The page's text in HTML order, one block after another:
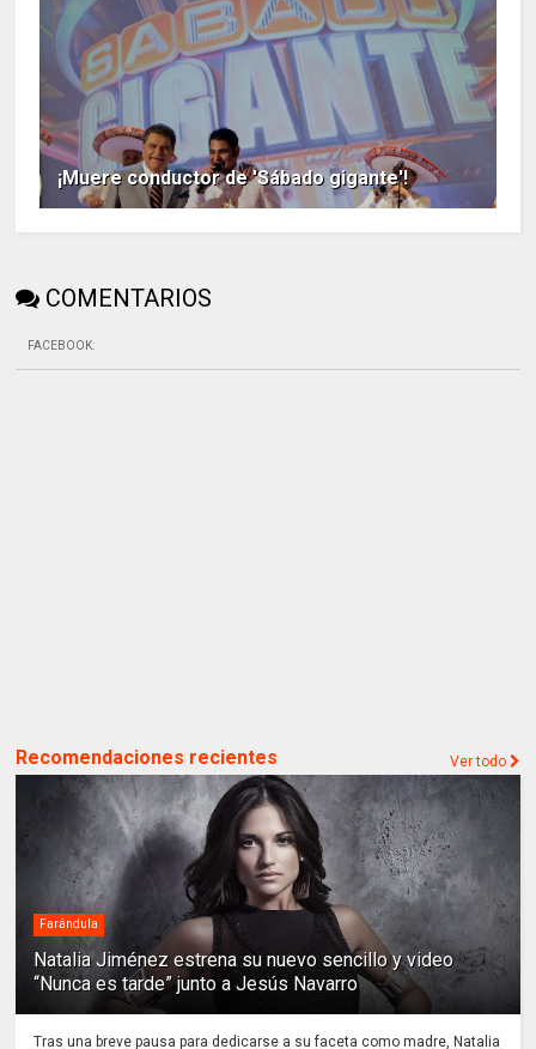
¡Muere conductor de 'Sábado gigante'!
COMENTARIOS
FACEBOOK:
Recomendaciones recientes Ver todo
Farándula
Natalia Jiménez estrena su nuevo sencillo y video
“Nunca es tarde” junto a Jesús Navarro
Tras una breve pausa para dedicarse a su faceta como madre, Natalia